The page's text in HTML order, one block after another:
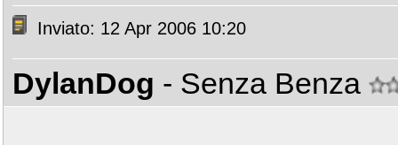
Inviato: 12 Apr 2006 10:20
DylanDog - Senza Benza